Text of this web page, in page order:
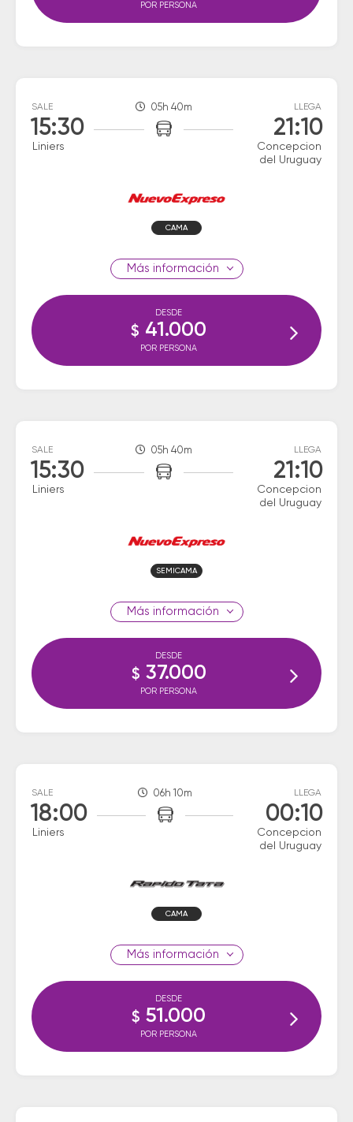
POR PERSONA
SALE
15:30
Liniers
05h 40m LLEGA
21:10
Concepcion
del Uruguay
CAMA
información
DESDE
$ 41.000
POR PERSONA
SALE
15:30
Liniers
05h 40m LLEGA
21:10
Concepcion
del Uruguay
SEMICAMA
información
DESDE
$ 37.000
POR PERSONA
SALE
18:00
Liniers
06h 10m LLEGA
00:10
Concepcion
del Uruguay
CAMA
información
DESDE
$ 51.000
POR PERSONA